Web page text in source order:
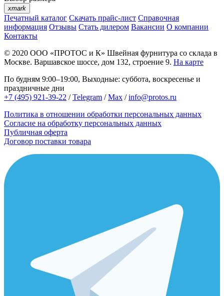
xmark
Печатный каталог Скачать прайс-лист Справочная
информация Отзывы Стать дилером Вакансии О компании
Контакты
© 2020 ООО «ПРОТОС и К» Швейная фурнитура со склада в
Москве. Варшавское шоссе, дом 132, строение 9. На карте
По будням 9:00–19:00, Выходные: суббота, воскресенье и
праздничные дни
+7 (495) 921-39-22 /Telegram /Max /info@protos.ru
Политика в отношении обработки персональных данных
Согласие на обработку персональных данных
Публичная оферта
Договор поставки товара